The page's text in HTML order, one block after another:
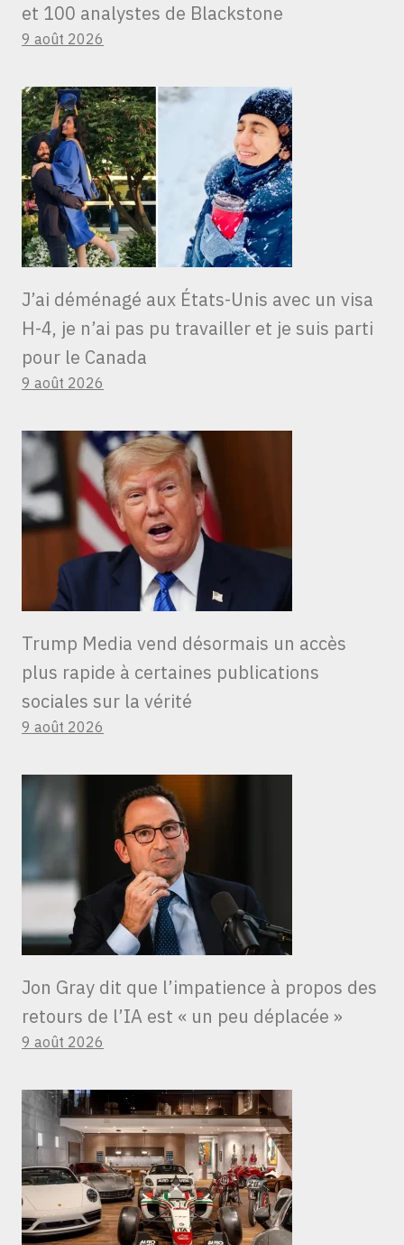
et 100 analystes de Blackstone
9 août 2026
J’ai déménagé aux États-Unis avec un visa
H-4, je n’ai pas pu travailler et je suis parti
pour le Canada
9 août 2026
Trump Media vend désormais un accès
plus rapide à certaines publications
sociales sur la vérité
9 août 2026
Jon Gray dit que l’impatience à propos des
retours de l’IA est « un peu déplacée »
9 août 2026